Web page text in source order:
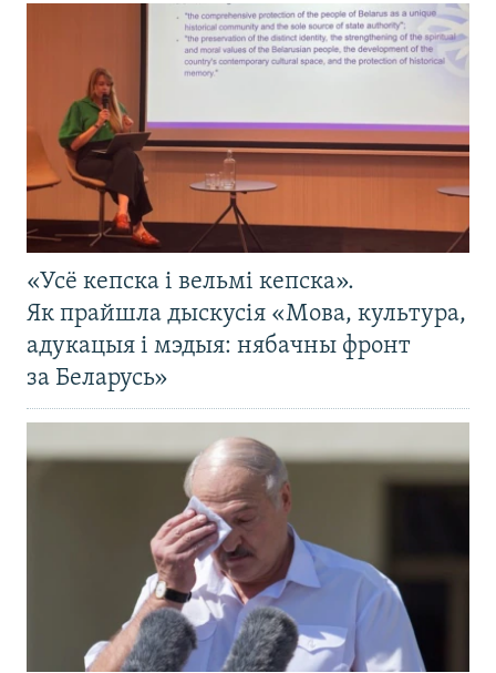
«Усё кепска і вельмі кепска».
Як прайшла дыскусія «Мова, культура,
адукацыя і мэдыя: нябачны фронт
за Беларусь»